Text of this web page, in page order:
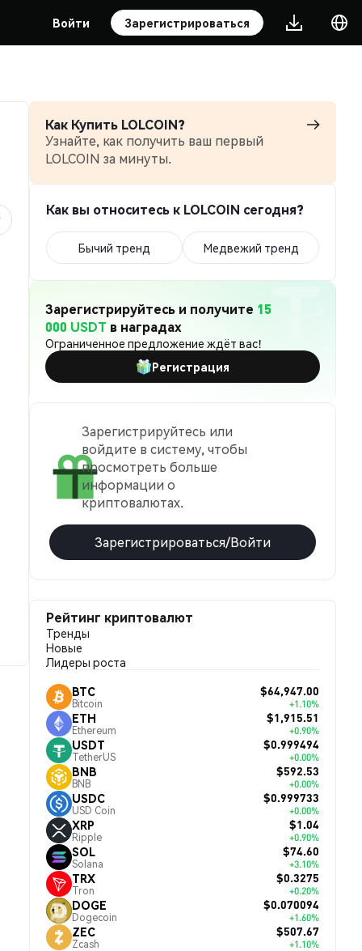
Войти Зарегистрироваться
Как Купить LOLCOIN?
Узнайте, как получить ваш первый
LOLCOIN за минуты.
Как вы относитесь к LOLCOIN сегодня?
Бычий тренд Медвежий тренд
Зарегистрируйтесь и получите 15
000 USDT в наградах
Ограниченное предложение ждёт вас!
Регистрация
Зарегистрируйтесь или
войдите в систему, чтобы
просмотреть больше
информации о
криптовалютах.
Зарегистрироваться/Войти
Рейтинг криптовалют
Тренды
Новые
Лидеры роста
BTC
Bitcoin
$64,947.00
+1.10%
ETH
Ethereum
$1,915.51
+0.90%
USDT
TetherUS
$0.999494
+0.00%
BNB
BNB
$592.53
+0.00%
USDC
USD Coin
$0.999733
+0.00%
XRP
Ripple
$1.04
+0.90%
SOL
Solana
$74.60
+3.10%
TRX
Tron
$0.3275
+0.20%
DOGE
Dogecoin
$0.070094
+1.60%
ZEC
Zcash
$507.67
+1.10%